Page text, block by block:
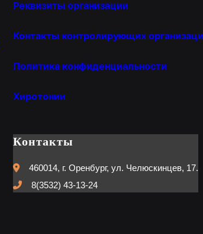
Реквизиты организации
Контакты контролирующих организаци
Политика конфиденциальности
Хиротонии
Контакты
460014, г. Оренбург, ул. Челюскинцев, 17.
8(3532) 43-13-24